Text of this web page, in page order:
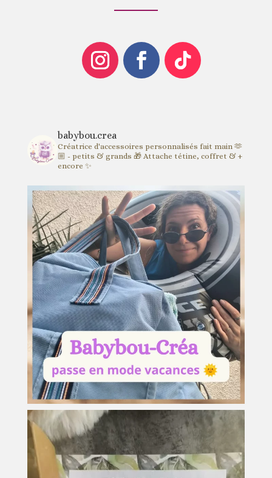
babybou.crea
Créatrice d'accessoires personnalisés fait main 🫶
🏼 - petits & grands 🎁Attache tétine, coffret & +
encore ✨